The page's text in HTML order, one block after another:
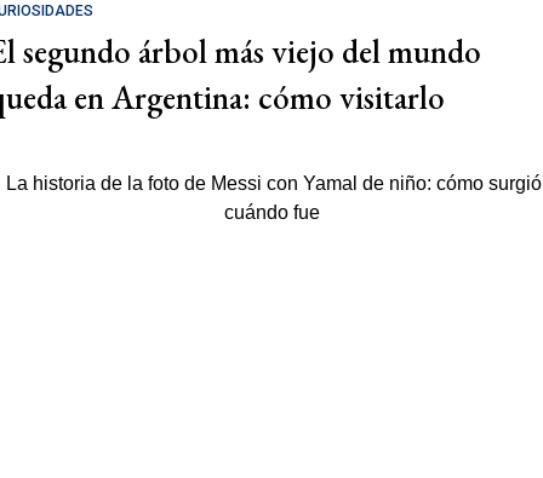
segundo árbol más viejo del mundo
en Argentina: cómo visitarlo